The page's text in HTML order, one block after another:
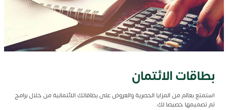
بطاقات الائتمان
استمتعبعالممن المزايا الحصريةوالعروضعلىبطاقاتك الائتمانيةمن خلالبرامج
تمتصميمها خصيصالك.